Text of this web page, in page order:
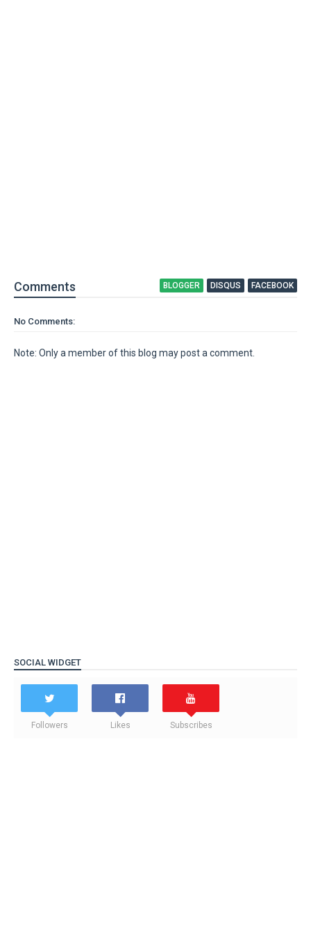
Comments BLOGGER DISQUS FACEBOOK
No Comments:
Note: Only a member of this blog may post a comment.
SOCIAL WIDGET
Followers Likes Subscribes